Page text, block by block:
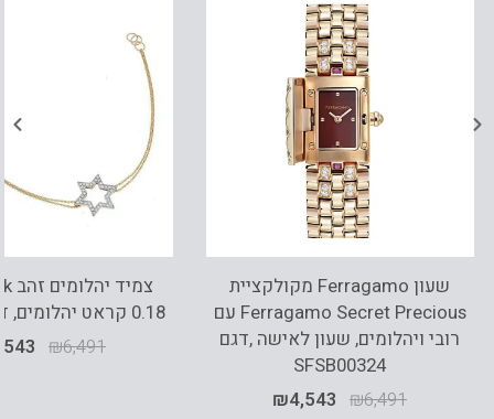
שעון Ferragamo מקולקציית
Ferragamo Secret Precious עם
רובי ויהלומים, שעון לאישה ,דגם
SFSB00324
₪6,491
₪4,543
0.18 קראט יהלומים, דגם BD2467
₪6,491